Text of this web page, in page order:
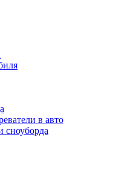
в авто
сноуборда